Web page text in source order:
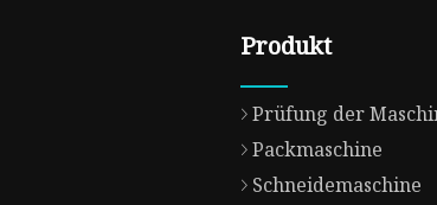
Produkt
Prüfung der
Packmaschine
Schneidemaschine